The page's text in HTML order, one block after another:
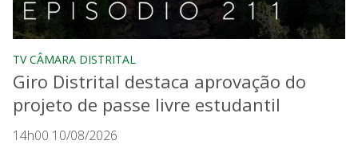
TV CÂMARA DISTRITAL
Giro Distrital destaca aprovação do
projeto de passe livre estudantil
14h00 10/08/2026